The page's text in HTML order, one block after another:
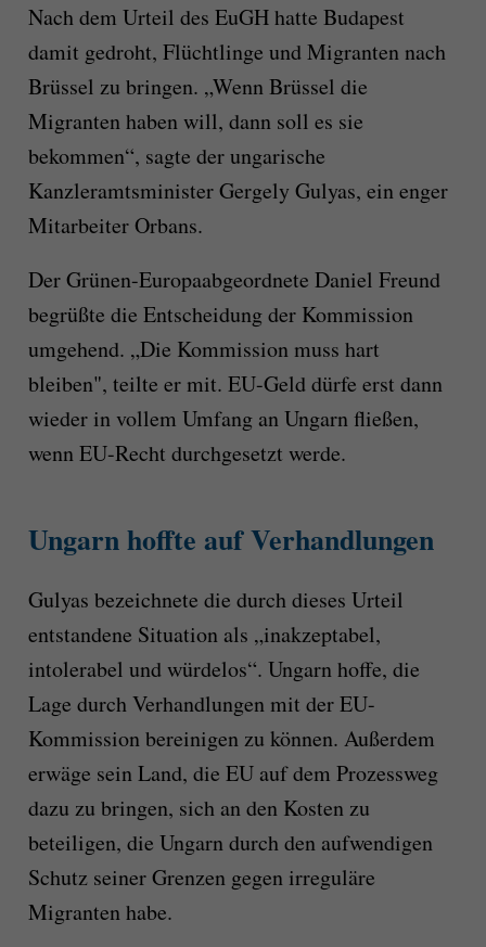
Nach dem Urteil des EuGH hatte Budapest
damit gedroht, Flüchtlinge und Migranten nach
Brüssel zu bringen. „Wenn Brüssel die
Migranten haben will, dann soll es sie
bekommen“, sagte der ungarische
Kanzleramtsminister Gergely Gulyas, ein enger
Mitarbeiter Orbans.
Der Grünen-Europaabgeordnete Daniel Freund
begrüßte die Entscheidung der Kommission
umgehend. „Die Kommission muss hart
bleiben", teilte er mit. EU-Geld dürfe erst dann
wieder in vollem Umfang an Ungarn fließen,
wenn EU-Recht durchgesetzt werde.
Ungarn hoffte auf Verhandlungen
Gulyas bezeichnete die durch dieses Urteil
entstandene Situation als „inakzeptabel,
intolerabel und würdelos“. Ungarn hoffe, die
Lage durch Verhandlungen mit der EU-
Kommission bereinigen zu können. Außerdem
erwäge sein Land, die EU auf dem Prozessweg
dazu zu bringen, sich an den Kosten zu
beteiligen, die Ungarn durch den aufwendigen
Schutz seiner Grenzen gegen irreguläre
Migranten habe.